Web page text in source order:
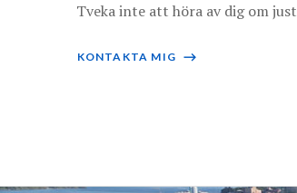
Tveka inte att höra av dig om
KONTAKTA MIG ⟶